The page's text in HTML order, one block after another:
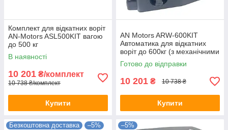
Комплект для відкатних воріт
AN-Motors ASL500KIT вагою
до 500 кг
В наявності
10 201 ₴/комплект
10 738 ₴/комплект
Купити
AN Motors ARW-600KIT
Автоматика для відкатних
воріт до 600кг (з механічними
кінцевими вимикачами)
Готово до відправки
10 201 ₴ 10 738 ₴
Купити
Безкоштовна доставка –5% –5%